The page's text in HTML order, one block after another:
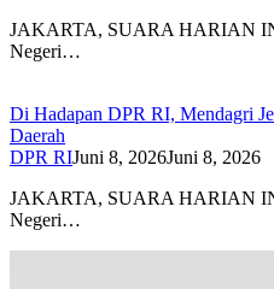
JAKARTA, SUARA HARIAN
Negeri…
Di Hadapan DPR RI, Mendagri
Daerah
DPR RIJuni 8, 2026Juni 8, 2026
JAKARTA, SUARA HARIAN
Negeri…